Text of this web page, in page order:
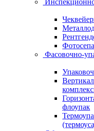
Фасовочно-
флоупак